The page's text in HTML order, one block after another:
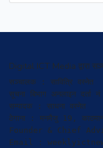
Digital ICT Media द्वारा
सञ्चालक : सावित्रि वस्नेत
सूचना बिभाग अनलाइन
सम्पादक : साधना वस्नेत
ठेगाना : मनमैजु 19,
Founder & Chief
Email :